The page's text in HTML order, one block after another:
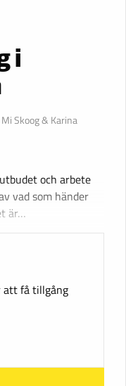
i
Skoog & Karina
och arbete
vad som händer
är…
att få tillgång